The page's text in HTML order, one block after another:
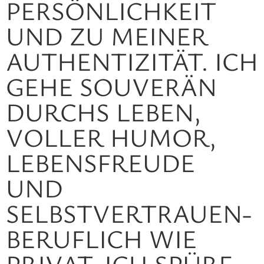
RSÖNLICHKEIT UN
D ZU MEINER AU
THENTIZITÄT. ICH GE
HE SOUVERÄN DU
RCHS LEBEN, VO
LLER HUMOR, LE
BENSFREUDE UN
D SE
LBSTVERTRAUEN- BE
RUFLICH WIE PR